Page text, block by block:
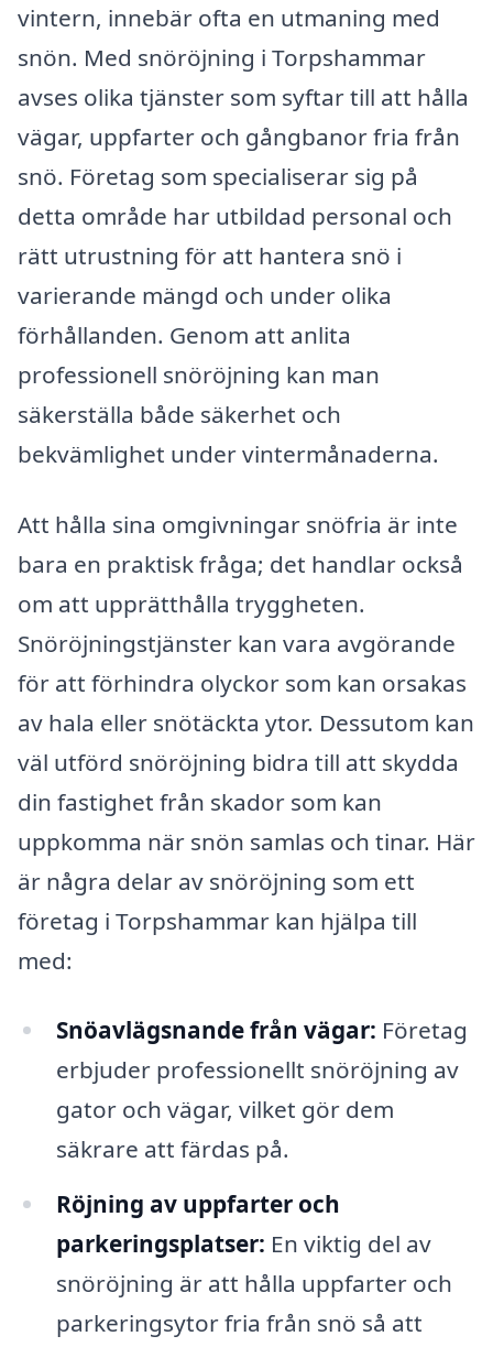
vintern, innebär ofta en utmaning med
snön. Med snöröjning i Torpshammar
avses olika tjänster som syftar till att hålla
vägar, uppfarter och gångbanor fria från
snö. Företag som specialiserar sig på
detta område har utbildad personal och
rätt utrustning för att hantera snö i
varierande mängd och under olika
förhållanden. Genom att anlita
professionell snöröjning kan man
säkerställa både säkerhet och
bekvämlighet under vintermånaderna.
Att hålla sina omgivningar snöfria är inte
bara en praktisk fråga; det handlar också
om att upprätthålla tryggheten.
Snöröjningstjänster kan vara avgörande
för att förhindra olyckor som kan orsakas
av hala eller snötäckta ytor. Dessutom kan
väl utförd snöröjning bidra till att skydda
din fastighet från skador som kan
uppkomma när snön samlas och tinar. Här
är några delar av snöröjning som ett
företag i Torpshammar kan hjälpa till
med:
Snöavlägsnande från vägar: Företag
erbjuder professionellt snöröjning av
gator och vägar, vilket gör dem
säkrare att färdas på.
Röjning av uppfarter och
parkeringsplatser: En viktig del av
snöröjning är att hålla uppfarter och
parkeringsytor fria från snö så att